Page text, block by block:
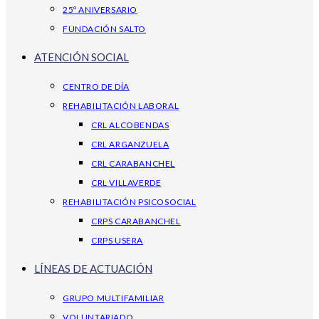
25º ANIVERSARIO
FUNDACIÓN SALTO
ATENCIÓN SOCIAL
CENTRO DE DÍA
REHABILITACIÓN LABORAL
CRL ALCOBENDAS
CRL ARGANZUELA
CRL CARABANCHEL
CRL VILLAVERDE
REHABILITACIÓN PSICOSOCIAL
CRPS CARABANCHEL
CRPS USERA
LÍNEAS DE ACTUACIÓN
GRUPO MULTIFAMILIAR